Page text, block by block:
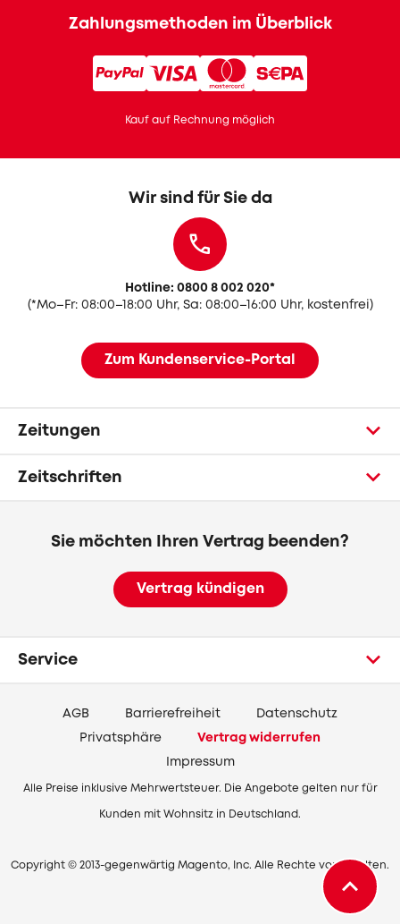
Zahlungsmethoden im Überblick
Kauf auf Rechnung möglich
Wir sind für Sie da
Hotline: 0800 8 002 020*
(*Mo–Fr: 08:00–18:00 Uhr, Sa: 08:00–16:00 Uhr, kostenfrei)
Zum Kundenservice-Portal
Zeitungen
Zeitschriften
Sie möchten Ihren Vertrag beenden?
Vertrag kündigen
Service
AGB Barrierefreiheit Datenschutz
Privatsphäre Vertrag widerrufen
Impressum
Alle Preise inklusive Mehrwertsteuer. Die Angebote gelten nur für
Kunden mit Wohnsitz in Deutschland.
Zurück
Copyright © 2013-gegenwärtig Magento, Inc. Alle Rechte vorbehalten.